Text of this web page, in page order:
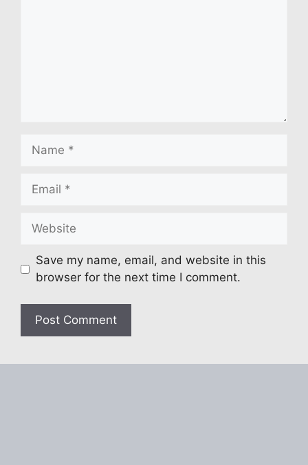
Name
Email
Website
Save my name, email, and website in this
browser for the next time I comment.